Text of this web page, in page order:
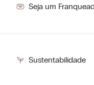
Seja um
Sustentabilidade